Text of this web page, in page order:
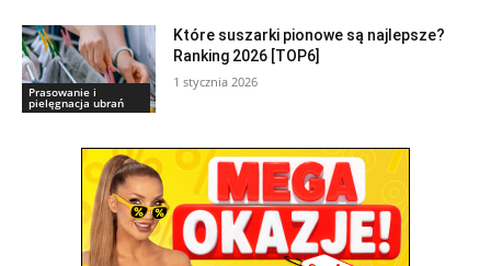
Prasowanie i
pielęgnacja ubrań
Które suszarki pionowe są najlepsze?
Ranking 2026 [TOP6]
1 stycznia 2026